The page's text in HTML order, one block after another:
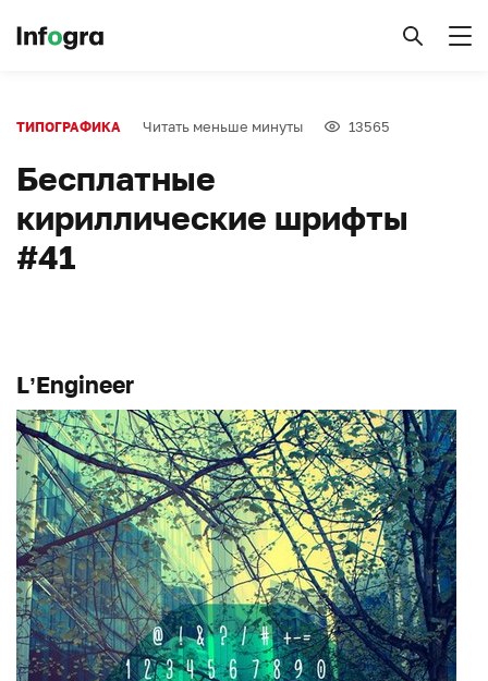
ТИПОГРАФИКА Читать меньше минуты 13565
Бесплатные
кириллические шрифты
#41
L’Engineer